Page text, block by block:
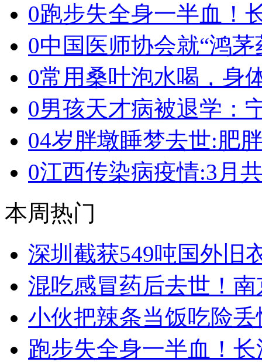
0跑步失全身一半血！
0中国医师协会就“鸿茅
0常用桑叶泡水喝，身
0男孩天才病被退学：
04岁胖墩睡梦去世:肥
0江西传染病疫情:3月
本周热门
深圳截获549吨国外旧
混吃感冒药后去世！
小伙把辣条当饭吃险
跑步失全身一半血！